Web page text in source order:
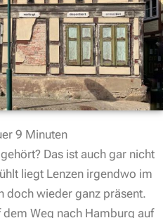
9 Minuten
Das ist auch gar nicht
liegt Lenzen irgendwo im
doch wieder ganz präsent.
Weg nach Hamburg auf